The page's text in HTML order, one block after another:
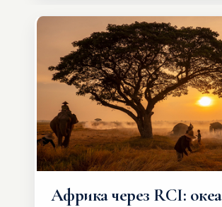
особливе. Не обов'язково
але тепле і незабутнє :)
Африка через RCI: